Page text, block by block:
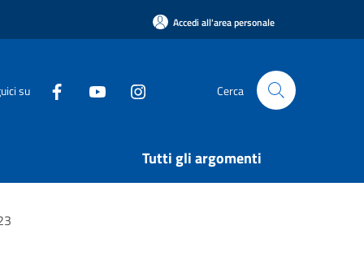
Accedi all'area personale
su Cerca
Tutti gli argomenti